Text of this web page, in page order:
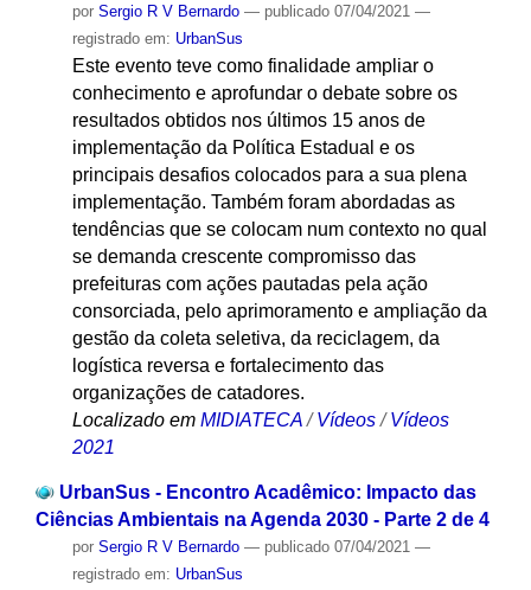
por Sergio R V Bernardo — publicado07/04/2021 —
registrado em: UrbanSus
Este evento teve como finalidade ampliar o
conhecimento e aprofundar o debate sobre os
resultados obtidos nos últimos 15 anos de
implementação da Política Estadual e os
principais desafios colocados para a sua plena
implementação. Também foram abordadas as
tendências que se colocam num contexto no qual
se demanda crescente compromisso das
prefeituras com ações pautadas pela ação
consorciada, pelo aprimoramento e ampliação da
gestão da coleta seletiva, da reciclagem, da
logística reversa e fortalecimento das
organizações de catadores.
Localizado em MIDIATECA /Vídeos /Vídeos
2021
UrbanSus - Encontro Acadêmico: Impacto das
Ciências Ambientais na Agenda 2030 - Parte 2 de 4
por Sergio R V Bernardo — publicado07/04/2021 —
registrado em: UrbanSus